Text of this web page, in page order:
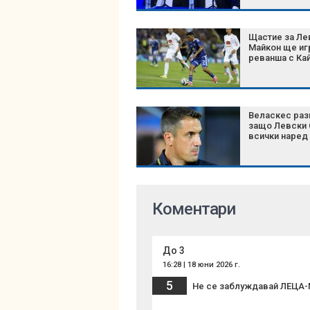
Щастие за
Майкон ще
реванша с
Веласкес
защо Левски
всички наред
Коментари
До 3
16:28 | 18 юни 2026 г.
5 Не се заблуждавай